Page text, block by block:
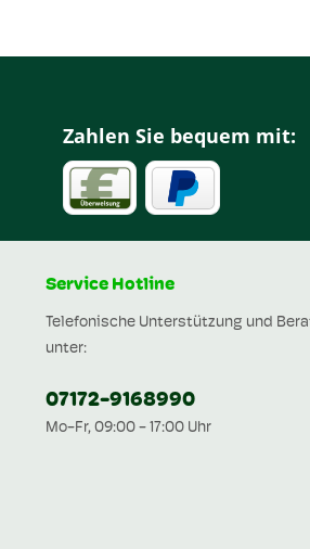
Zahlen Sie bequem mit:
Service Hotline
Telefonische Unterstützung und
unter:
07172-9168990
Mo-Fr, 09:00 - 17:00 Uhr